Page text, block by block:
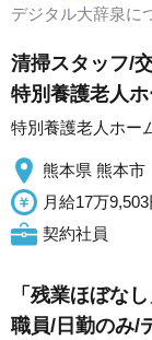
デジタル大辞泉
清掃スタッフ/
特別養護老人
特別養護老人ホー
熊本県 熊本市
月給17万9,503
契約社員
「残業ほぼな
職員/日勤のみ/